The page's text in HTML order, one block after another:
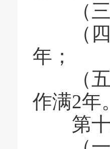
（三
（四
年；
（五
作满2年。
第十